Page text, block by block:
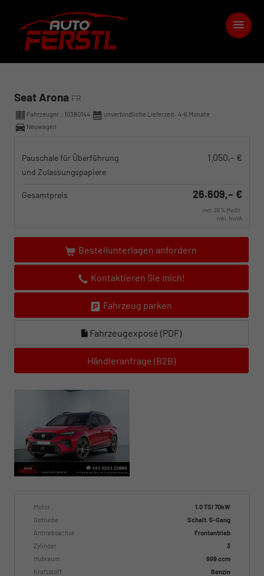
Seat Arona FR
Fahrzeugnr.: 10380144
unverbindliche Lieferzeit: 4-6 Monate
Neuwagen
Pauschale für Überführung
und Zulassungspapiere
1.050,– €
Gesamtpreis 26.609,– €
incl. 20% MwSt.
inkl. NoVA
Bestellunterlagen anfordern
Kontaktieren Sie mich!
Fahrzeug parken
Fahrzeugexposé (PDF)
Händleranfrage (B2B)
Motor
1.0 TSI 70kW
Getriebe
Schalt. 5-Gang
Antriebsachse
Frontantrieb
Zylinder
3
Hubraum
999 ccm
Kraftstoff
Benzin